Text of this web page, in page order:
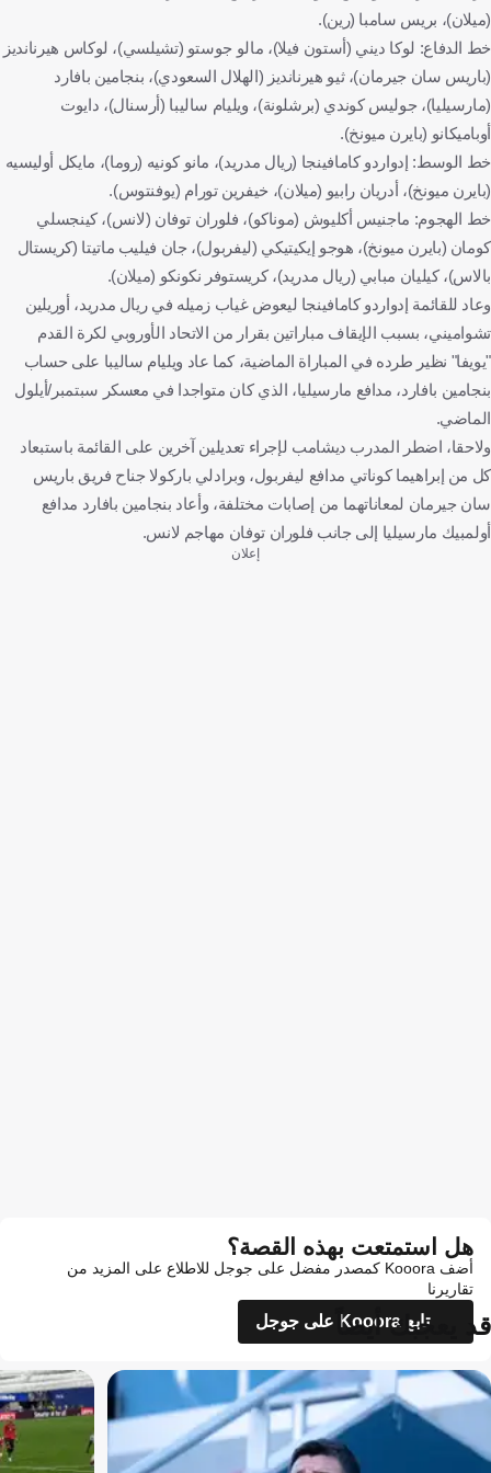
(ميلان)، بريس سامبا (رين).
خط الدفاع: لوكا ديني (أستون فيلا)، مالو جوستو (تشيلسي)، لوكاس هيرنانديز
(باريس سان جيرمان)، ثيو هيرنانديز (الهلال السعودي)، بنجامين بافارد
(مارسيليا)، جوليس كوندي (برشلونة)، ويليام ساليبا (أرسنال)، دايوت
أوباميكانو (بايرن ميونخ).
خط الوسط: إدواردو كامافينجا (ريال مدريد)، مانو كونيه (روما)، مايكل أوليسيه
(بايرن ميونخ)، أدريان رابيو (ميلان)، خيفرين تورام (يوفنتوس).
خط الهجوم: ماجنيس أكليوش (موناكو)، فلوران توفان (لانس)، كينجسلي
كومان (بايرن ميونخ)، هوجو إيكيتيكي (ليفربول)، جان فيليب ماتيتا (كريستال
بالاس)، كيليان مبابي (ريال مدريد)، كريستوفر نكونكو (ميلان).
وعاد للقائمة إدواردو كامافينجا ليعوض غياب زميله في ريال مدريد، أوريلين
تشواميني، بسبب الإيقاف مباراتين بقرار من الاتحاد الأوروبي لكرة القدم
"يويفا" نظير طرده في المباراة الماضية، كما عاد ويليام ساليبا على حساب
بنجامين بافارد، مدافع مارسيليا، الذي كان متواجدا في معسكر سبتمبر/أيلول
الماضي.
ولاحقا، اضطر المدرب ديشامب لإجراء تعديلين آخرين على القائمة باستبعاد
كل من إبراهيما كوناتي مدافع ليفربول، وبرادلي باركولا جناح فريق باريس
سان جيرمان لمعاناتهما من إصابات مختلفة، وأعاد بنجامين بافارد مدافع
أولمبيك مارسيليا إلى جانب فلوران توفان مهاجم لانس.
إعلان
هل استمتعت بهذه القصة؟
أضف Kooora كمصدر مفضل على جوجل للاطلاع على المزيد من
تقاريرنا
تابع Kooora على جوجل
قد يعجبك أيضاً